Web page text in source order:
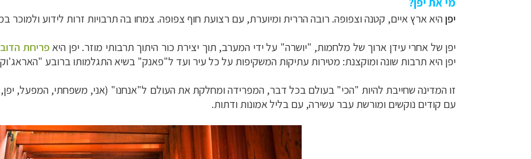
יפןהיא ארץ איים, קטנה וצפופה. רובה הררית ומיוערת, עם רצועת חוף צפופה. צמחו בה תרבויות זרות לידוע ולמוכר
יפן של אחרי עידן ארוך של מלחמות, "יושרה" על ידי המערב, תוך יצירת כור היתוך תרבותי מוזר.יפן היא פריחת
יפן היא תרבותשונה ומוקצנת: מטירות עתיקות המשקיפות על כל עיר ועד ל"פאנק" בשיא התגלמותו ברובע "
זו המדינה שחייבת להיות "הכי" בעולם בכל דבר, המפרידהומחלקת את העולם ל"אנחנו" (אני, משפחתי, המפעל,
עם קודים נוקשים ומורשת עבר עשירה, עם בליל אמונות ודתות.